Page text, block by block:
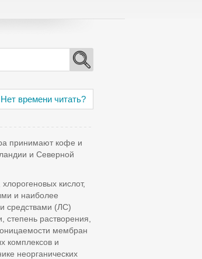
Нет времени читать?
принимают кофе и
и Северной
кислот,
и наиболее
средствами (ЛС)
степень растворения,
мембран
комплексов и
неорганических